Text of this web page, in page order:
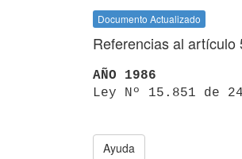
Documento Actualizado
Referencias al artículo
AÑO 1986
Ley Nº 15.851 de
Ayuda